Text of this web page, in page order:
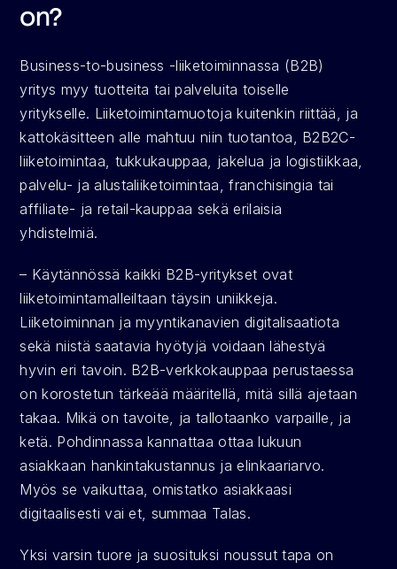
on?
Business-to-business -liiketoiminnassa (B2B)
yritys myy tuotteita tai palveluita toiselle
yritykselle. Liiketoimintamuotoja kuitenkin riittää, ja
kattokäsitteen alle mahtuu niin tuotantoa, B2B2C-
liiketoimintaa, tukkukauppaa, jakelua ja logistiikkaa,
palvelu- ja alustaliiketoimintaa, franchisingia tai
affiliate- ja retail-kauppaa sekä erilaisia
yhdistelmiä.
– Käytännössä kaikki B2B-yritykset ovat
liiketoimintamalleiltaan täysin uniikkeja.
Liiketoiminnan ja myyntikanavien digitalisaatiota
sekä niistä saatavia hyötyjä voidaan lähestyä
hyvin eri tavoin. B2B-verkkokauppaa perustaessa
on korostetun tärkeää määritellä, mitä sillä ajetaan
takaa. Mikä on tavoite, ja tallotaanko varpaille, ja
ketä. Pohdinnassa kannattaa ottaa lukuun
asiakkaan hankintakustannus ja elinkaariarvo.
Myös se vaikuttaa, omistatko asiakkaasi
digitaalisesti vai et, summaa Talas.
Yksi varsin tuore ja suosituksi noussut tapa on